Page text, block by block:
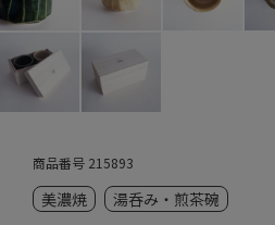
商品番号 215893
美濃焼
湯呑み・煎茶碗